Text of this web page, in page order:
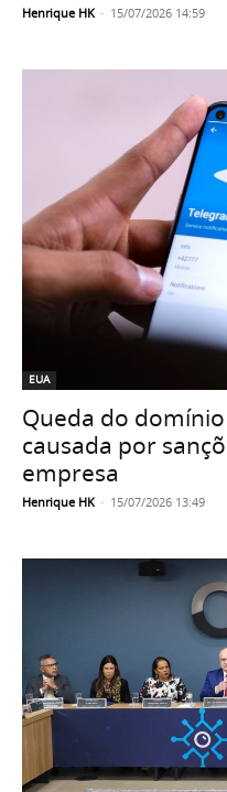
Henrique HK - 15/07/2026 14:59
EUA
Queda do domínio
causada por
empresa
Henrique HK - 15/07/2026 13:49